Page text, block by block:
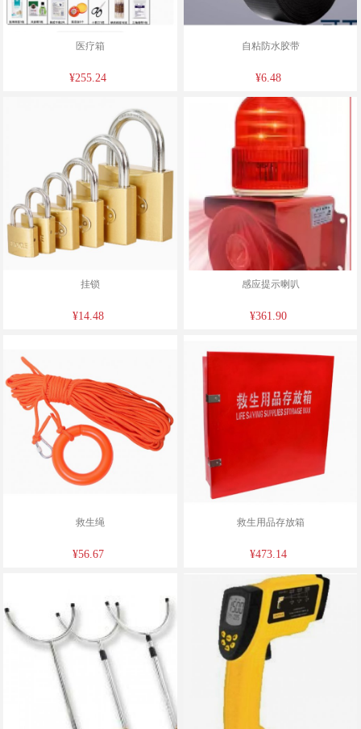
医疗箱
¥255.24
自粘防水胶带
¥6.48
挂锁
¥14.48
感应提示喇叭
¥361.90
救生绳
¥56.67
救生用品存放箱
¥473.14